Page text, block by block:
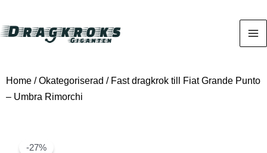
Home /Okategoriserad / Fast dragkrok till Fiat Grande Punto
– Umbra Rimorchi
-27%